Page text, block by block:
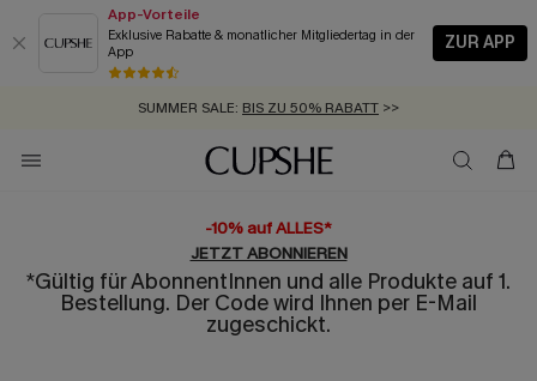
App-Vorteile
Exklusive Rabatte & monatlicher Mitgliedertag in der
App
ZUR APP
GRATIS MASSBAND MIT JEDEM SCHNELLVERSAND-ARTIKEL >>
SUMMER SALE:
ZUM NEWSLETTER:BIS ZU -20% EXTRA ERHALTEN
KOSTENLOSER VERSAND AB 89 €
-10% auf ALLES*
JETZT ABONNIEREN
*Gültig für AbonnentInnen und alle Produkte auf 1.
Bestellung. Der Code wird Ihnen per E-Mail
zugeschickt.